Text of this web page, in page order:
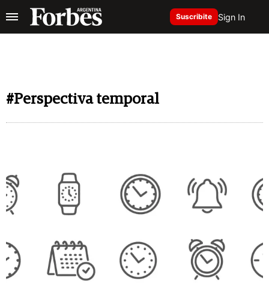
Suscribite Sign In
#Perspectiva temporal